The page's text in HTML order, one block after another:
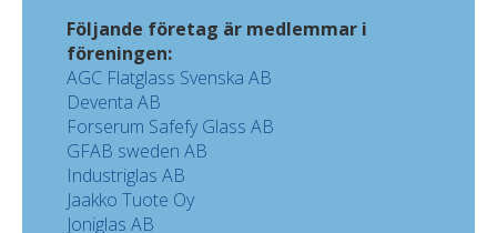
Följande företag är medlemmar i
föreningen:
AGC Flatglass Svenska AB
Deventa AB
Forserum Safefy Glass AB
GFAB sweden AB
Industriglas AB
Jaakko Tuote Oy
Joniglas AB